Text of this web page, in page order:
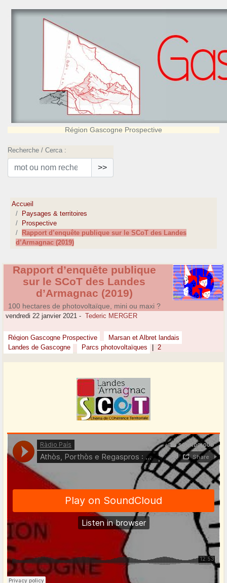
Région Gascogne Prospective
Recherche / Cerca :
>>
Accueil
Paysages & territoires
Prospective
Rapport d’enquête publique sur le SCoT des Landes
d’Armagnac (2019)
Rapport d’enquête publique
sur le SCoT des Landes
d’Armagnac (2019)
100 hectares de photovoltaïque, mini ou maxi ?
vendredi 22 janvier 2021 - Tederic MERGER
Région Gascogne Prospective
Marsan et Albret landais
Landes de Gascogne
Parcs photovoltaïques 2